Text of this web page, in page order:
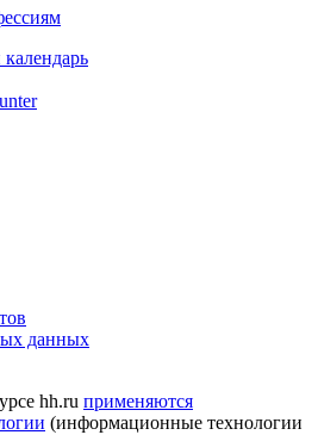
данных
hh.ru применяются
(информационные технологии